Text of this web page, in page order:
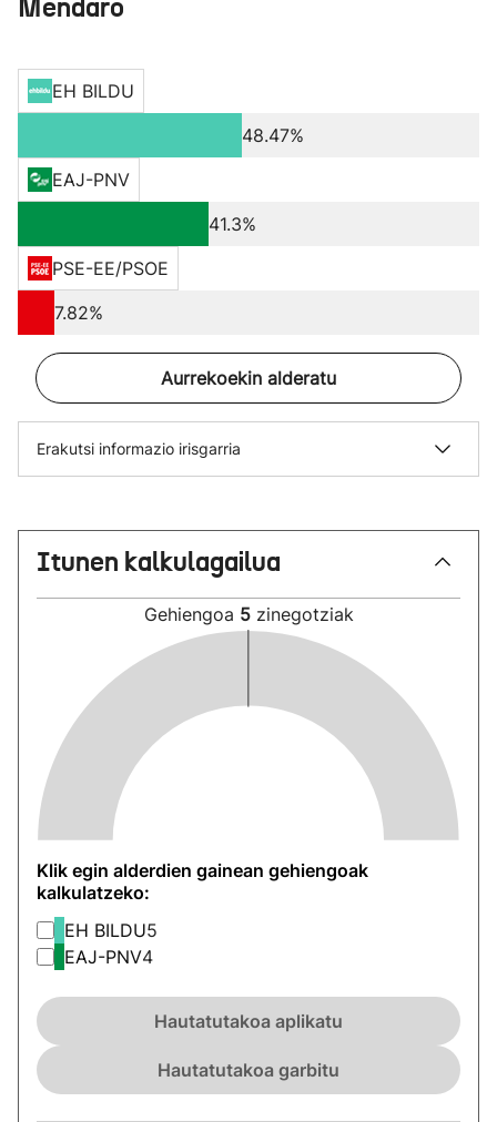
Mendaro
EH BILDU
48.47%
EAJ-PNV
41.3%
PSE-EE/PSOE
7.82%
Aurrekoekin alderatu
Erakutsi informazio irisgarria
Itunen kalkulagailua
Gehiengoa 5 zinegotziak
Klik egin alderdien gainean gehiengoak
kalkulatzeko:
EH BILDU5
EAJ-PNV4
Hautatutakoa aplikatu
Hautatutakoa garbitu